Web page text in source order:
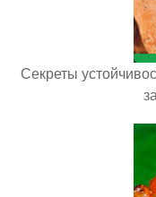
Секреты